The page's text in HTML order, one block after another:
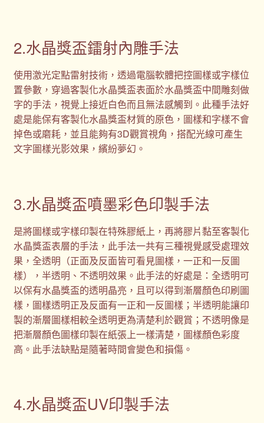
2.水晶獎盃鐳射內雕手法
使用激光定點雷射技術，透過電腦軟體把控圖樣或字樣位
置參數，穿過客製化水晶獎盃表面於水晶獎盃中間雕刻做
字的手法，視覺上接近白色而且無法感觸到。此種手法好
處是能保有客製化水晶獎盃材質的原色，圖樣和字樣不會
掉色或磨耗，並且能夠有3D觀賞視角，搭配光線可產生
文字圖樣光影效果，繽紛夢幻。
3.水晶獎盃噴墨彩色印製手法
是將圖樣或字樣印製在特殊膠紙上，再將膠片黏至客製化
水晶獎盃表層的手法，此手法一共有三種視覺感受處理效
果，全透明（正面及反面皆可看見圖樣，一正和一反圖
樣），半透明、不透明效果。此手法的好處是：全透明可
以保有水晶獎盃的透明晶亮，且可以得到漸層顏色印刷圖
樣，圖樣透明正及反面有一正和一反圖樣；半透明能讓印
製的漸層圖樣相較全透明更為清楚利於觀賞；不透明像是
把漸層顏色圖樣印製在紙張上一樣清楚，圖樣顏色彩度
高。此手法缺點是隨著時間會變色和損傷。
4.水晶獎盃UV印製手法